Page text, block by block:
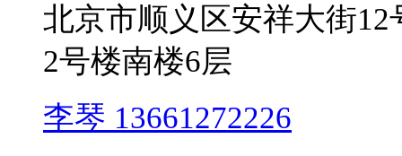
北京市顺义区安祥大街
2号楼南楼6层
李琴 13661272226